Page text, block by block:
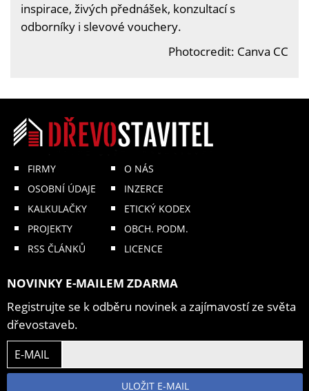
inspirace, živých přednášek, konzultací s
odborníky i slevové vouchery.
Photocredit: Canva CC
FIRMY
OSOBNÍ ÚDAJE
KALKULAČKY
PROJEKTY
RSS ČLÁNKŮ
O NÁS
INZERCE
ETICKÝ KODEX
OBCH. PODM.
LICENCE
NOVINKY E-MAILEM ZDARMA
Registrujte se k odběru novinek a zajímavostí ze světa
dřevostaveb.
E-MAIL
ULOŽIT E-MAIL